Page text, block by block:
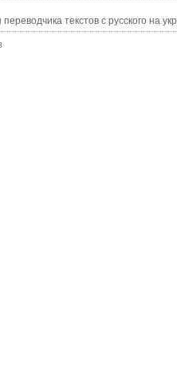
текстов с русского на